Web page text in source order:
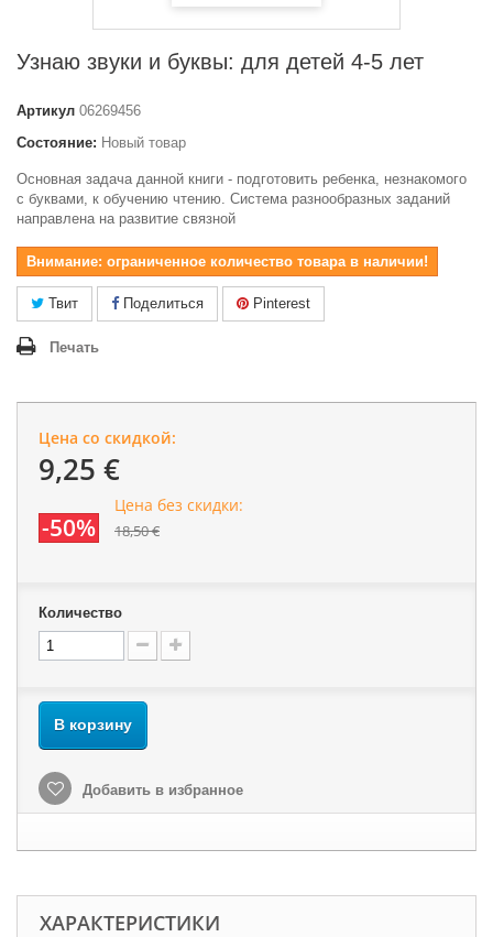
Узнаю звуки и буквы: для детей 4-5 лет
Артикул 06269456
Состояние: Новый товар
Основная задача данной книги - подготовить ребенка, незнакомого
с буквами, к обучению чтению. Система разнообразных заданий
направлена на развитие связной
Внимание: ограниченное количество товара в наличии!
Твит Поделиться Pinterest
Печать
Цена со скидкой:
9,25 €
-50%
Цена без скидки:
18,50 €
Количество
В корзину
Добавить в избранное
ХАРАКТЕРИСТИКИ